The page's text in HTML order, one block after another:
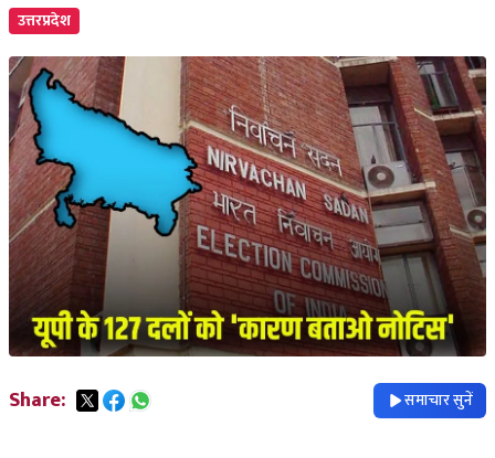
उत्तरप्रदेश
Share: समाचार सुनें